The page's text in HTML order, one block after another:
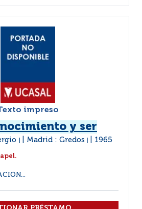
impreso
y ser
Madrid : Gredos 1965